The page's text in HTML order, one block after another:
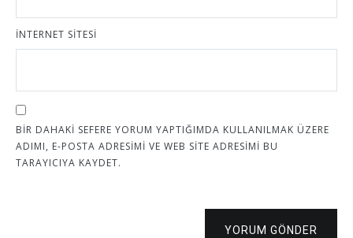
İNTERNET SITESI
BIR DAHAKI SEFERE YORUM YAPTIĞIMDA KULLANILMAK ÜZERE
ADIMI, E-POSTA ADRESIMI VE WEB SITE ADRESIMI BU
TARAYICIYA KAYDET.
YORUM GÖNDER